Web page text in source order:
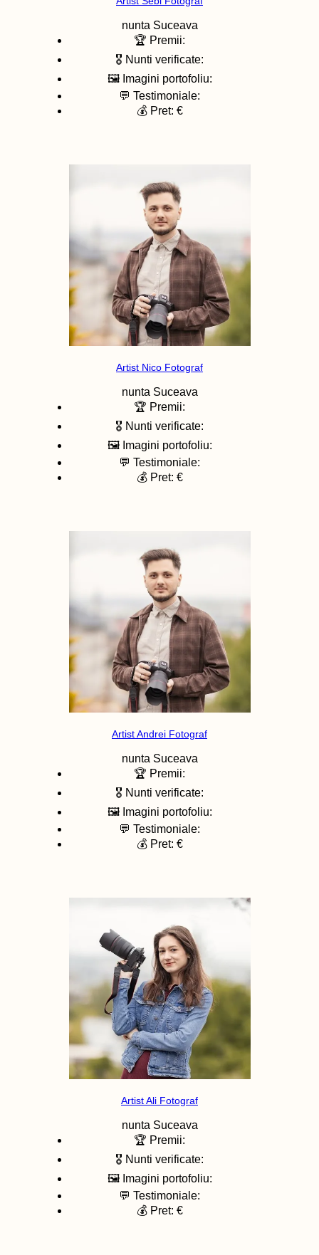
nunta Suceava
🏆 Premii:
🎖️ Nunti verificate:
🖼️ Imagini portofoliu:
💬 Testimoniale:
💰 Pret: €
Artist Nico Fotograf
nunta Suceava
🏆 Premii:
🎖️ Nunti verificate:
🖼️ Imagini portofoliu:
💬 Testimoniale:
💰 Pret: €
Artist Andrei Fotograf
nunta Suceava
🏆 Premii:
🎖️ Nunti verificate:
🖼️ Imagini portofoliu:
💬 Testimoniale:
💰 Pret: €
Artist Ali Fotograf
nunta Suceava
🏆 Premii:
🎖️ Nunti verificate:
🖼️ Imagini portofoliu:
💬 Testimoniale:
💰 Pret: €